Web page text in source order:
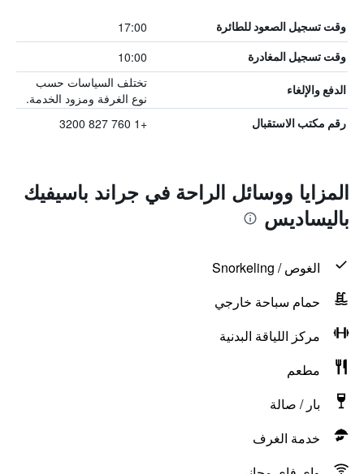
وقت تسجيل الصعود للطائرة 17:00
وقت تسجيل المغادرة 10:00
الدفع والإلغاء
تختلف السياسات حسب
نوع الغرفة ومزود الخدمة.
رقم مكتب الاستقبال +1 760 827 3200
المزايا ووسائل الراحة في جراند باسيفيك
باليساديس
الغوص / Snorkeling
حمام سباحة خارجي
مركز اللياقة البدنية
مطعم
بار / صالة
خدمة الغرف